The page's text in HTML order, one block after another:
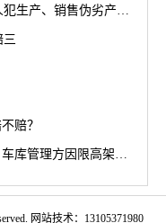
私设“加油站”售卖伪劣柴油 两被告人犯生产、销售伪劣产品罪获刑罚
三
赔？
地下车库限高架擦挂驶入车辆致损，车库管理方因限高架设置高度不符合规范被判担责70%
网站技术：13105371980